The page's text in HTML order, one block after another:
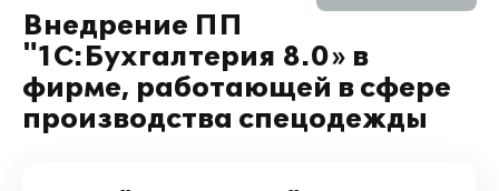
Внедрение ПП
"1С:Бухгалтерия 8.0» в
фирме, работающей в сфере
производства спецодежды